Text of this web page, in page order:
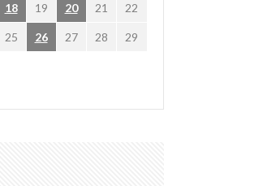
18 19 20 21 22
25 26 27 28 29